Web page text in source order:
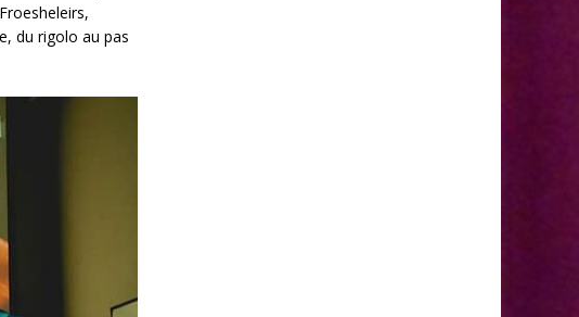
du rigolo au pas